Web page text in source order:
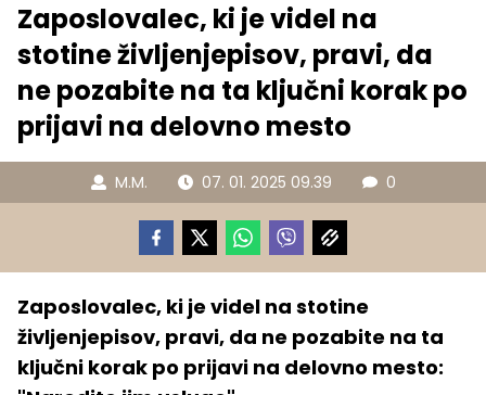
Zaposlovalec, ki je videl na
stotine življenjepisov, pravi, da
ne pozabite na ta ključni korak po
prijavi na delovno mesto
M.M. 07. 01. 2025 09.39 0
Zaposlovalec, ki je videl na stotine
življenjepisov, pravi, da ne pozabite na ta
ključni korak po prijavi na delovno mesto: